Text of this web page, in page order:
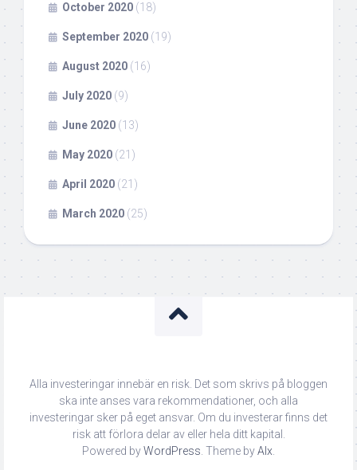
October 2020 (18)
September 2020 (19)
August 2020 (16)
July 2020 (9)
June 2020 (13)
May 2020 (21)
April 2020 (21)
March 2020 (25)
Alla investeringar innebär en risk. Det som skrivs på bloggen
ska inte anses vara rekommendationer, och alla
investeringar sker på eget ansvar. Om du investerar finns det
risk att förlora delar av eller hela ditt kapital.
Powered byWordPress. Theme byAlx.